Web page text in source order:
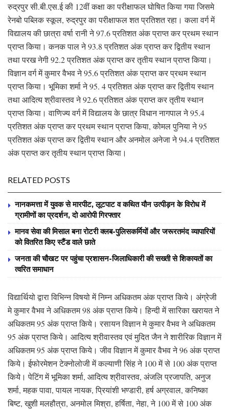
रुद्रपुर सी.बी.एस.ई की 12वीं कक्षा का परीक्षाफल घोषित किया गया जिसमे
रेनबो पब्लिक स्कूल, रुद्रपुर का परीक्षाफल शत प्रतिशत रहा। कला वर्ग में
विद्यालय की छात्रा वर्षा रानी ने 97.6 प्रतिशत अंक प्राप्त कर प्रथम स्थान
प्राप्त किया। कनक पाल ने 93.8 प्रतिशत अंक प्राप्त कर द्वितीय स्थान
तथा परख नेगी 92.2 प्रतिशत अंक प्राप्त कर तृतीय स्थान प्राप्त किया।
विज्ञान वर्ग में कुमार वैभव ने 95.6 प्रतिशत अंक प्राप्त कर प्रथम स्थान
प्राप्त किया। भूमिका शर्मा ने 95. 4 प्रतिशत अंक प्राप्त कर द्वितीय स्थान
तथा आदित्य श्रीवास्तव ने 92.6 प्रतिशत अंक प्राप्त कर तृतीय स्थान
प्राप्त किया। वाणिज्य वर्ग में विद्यालय के छात्र विधान नागपाल ने 95.4
प्रतिशत अंक प्राप्त कर प्रथम स्थान प्राप्त किया, कोमल पुनिया ने 95
प्रतिशत अंक प्राप्त कर द्वितीय स्थान और अनमोल अनेजा ने 94.4 प्रतिशत
अंक प्राप्त कर तृतीय स्थान प्राप्त किया।
RELATED POSTS
नानकमत्ता में युवक से मारपीट, लूटपाट व कथित यौन उत्पीड़न के विरोध में
ग्रामीणों का प्रदर्शन, दो आरोपी गिरफ्तार
मानव सेवा की मिसाल बना रोटरी क्लब-पुलिसकर्मियों और जरूरतमंद व्यापारियों
को वितरित किए स्टैंड वाले छाते
जनता की चौखट पर पहुंचा प्रशासन-जिलाधिकारी की सख्ती से शिकायतों का
त्वरित समाधान
विद्यार्थियो द्वारा विभिन्न विषयो में निम्न अधिकतम अंक प्राप्त किये। अंग्रेजी
मे कुमार वैभव ने अधिकतम 98 अंक प्राप्त किये। हिन्दी में सारिका खरायत ने
अधिकतम 95 अंक प्राप्त किये। रसायन विज्ञान मे कुमार वैभव ने अधिकतम
95 अंक प्राप्त किये। आदित्य श्रीवास्तव एवं मुदित जैन ने शारीरिक विज्ञान में
अधिकतम 95 अंक प्राप्त किये। जीव विज्ञान में कुमार वैभव ने 96 अंक प्राप्त
किये। ईफोरमेशन टेक्नोलोजी में कल्याणी सिंह ने 100 में से 100 अंक प्राप्त
किये। पेटिंग में भूमिका शर्मा, आदित्य श्रीवास्तव, अंजलि प्रजापति, अनुज
शर्मा, महक पावा, पायल नायक, प्रियांशी भण्डारी, हर्ष अग्रवाल, कनिष्का
बिष्ट, खुशी मलहौत्रा, अनमोल मिश्रा, हर्षिता, नेहा, ने 100 में से 100 अंक